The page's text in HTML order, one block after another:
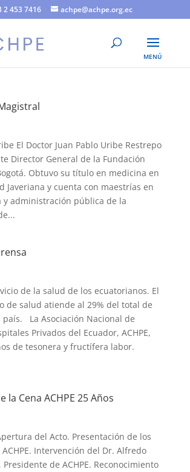
2 453 7416 achpe@achpe.org.ec
El Doctor Juan Pablo Uribe Restrepo
Director General de la Fundación
Obtuvo su título en medicina en
Javeriana y cuenta con maestrías en
y administración pública de la
de la salud de los ecuatorianos. El
de salud atiende al 29% del total de
país. La Asociación Nacional de
Privados del Ecuador, ACHPE,
de tesonera y fructífera labor.
la Cena ACHPE 25 Años
del Acto. Presentación de los
Intervención del Dr. Alfredo
Presidente de ACHPE. Reconocimiento